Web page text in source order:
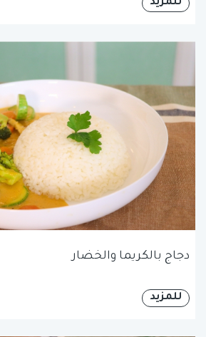
للمزيد
دجاج بالكريما والخضار
للمزيد